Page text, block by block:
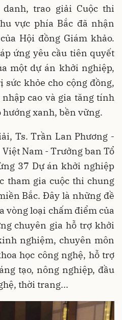
trao giải Cuộc thi
vực phía Bắc đã nhận
Hội đồng Giám khảo.
ứng yêu cầu tiên quyết
một dự án khởi nghiệp,
khỏe cho cộng đồng,
cao và gia tăng tính
xanh, bền vững.
Ts. Trần Lan Phương -
Nam - Trưởng ban Tổ
37 Dự án khởi nghiệp
tham gia cuộc thi chung
Bắc. Đây là những đề
vòng loại chấm điểm của
chuyên gia hỗ trợ khởi
nghiệm, chuyên môn
học công nghệ, hỗ trợ
tạo, nông nghiệp, đầu
thời trang...